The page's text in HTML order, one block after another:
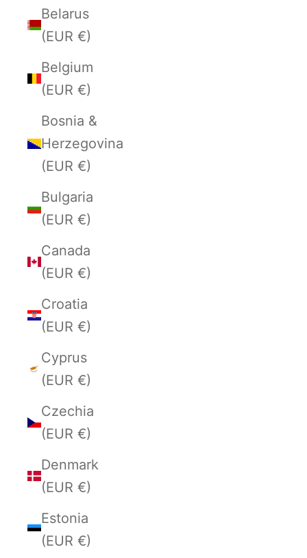
Belarus
(EUR €)
Belgium
(EUR €)
Bosnia &
Herzegovina
(EUR €)
Bulgaria
(EUR €)
Canada
(EUR €)
Croatia
(EUR €)
Cyprus
(EUR €)
Czechia
(EUR €)
Denmark
(EUR €)
Estonia
(EUR €)